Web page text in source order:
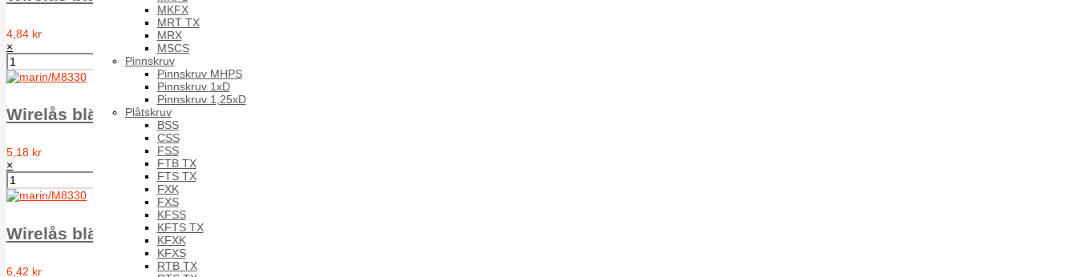
MKFX
MRT TX
MRX
MSCS
Pinnskruv
Pinnskruv MHPS
Pinnskruv 1xD
Pinnskruv 1,25xD
Plåtskruv
BSS
CSS
FSS
FTB TX
FTS TX
FXK
FXS
KFSS
KFTS TX
KFXK
KFXS
RTB TX
4,84 kr
×
Wirelås bläck Simplex D= 3 mm, A4
5,18 kr
×
Wirelås bläck Simplex D= 4 mm, A4
6,42 kr